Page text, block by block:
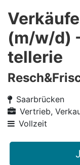
(m/w/d)
tellerie
Saarbrücken
Vertrieb,
Vollzeit